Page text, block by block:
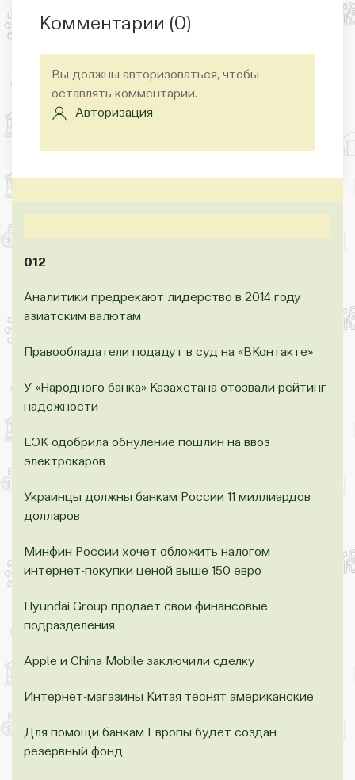
Комментарии (0)
Вы должны авторизоваться, чтобы
оставлять комментарии.
Авторизация
012
Аналитики предрекают лидерство в 2014 году
азиатским валютам
Правообладатели подадут в суд на «ВКонтакте»
У «Народного банка» Казахстана отозвали рейтинг
надежности
ЕЭК одобрила обнуление пошлин на ввоз
электрокаров
Украинцы должны банкам России 11 миллиардов
долларов
Минфин России хочет обложить налогом
интернет-покупки ценой выше 150 евро
Hyundai Group продает свои финансовые
подразделения
Apple и China Mobile заключили сделку
Интернет-магазины Китая теснят американские
Для помощи банкам Европы будет создан
резервный фонд